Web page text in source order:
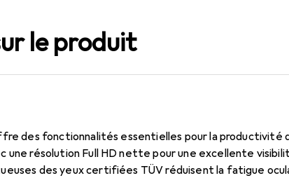
le produit
des fonctionnalités essentielles pour la productivité
une résolution Full HD nette pour une excellente
des yeux certifiées TÜV réduisent la fatigue